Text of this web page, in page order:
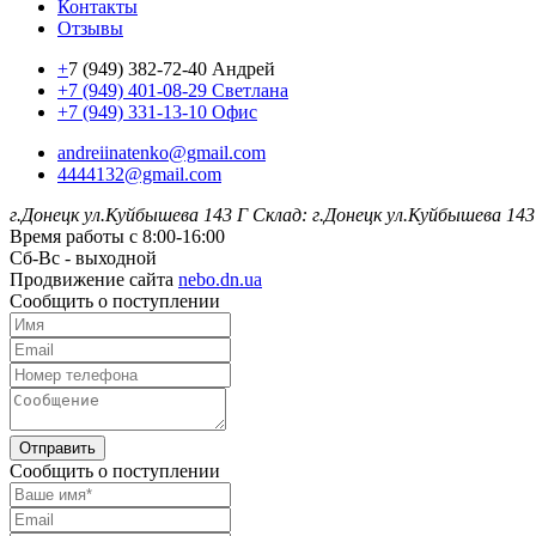
Контакты
Отзывы
+7 (949) 382-72-40 Андрей
+7 (949) 401-08-29 Светлана
+7 (949) 331-13-10 Офис
andreiinatenko@gmail.com
4444132@gmail.com
г.Донецк ул.Куйбышева 143 Г Склад: г.Донецк ул.Куйбышева
Время работы с 8:00-16:00
Сб-Вс - выходной
Продвижение сайта nebo.dn.ua
Сообщить о поступлении
Отправить
Сообщить о поступлении